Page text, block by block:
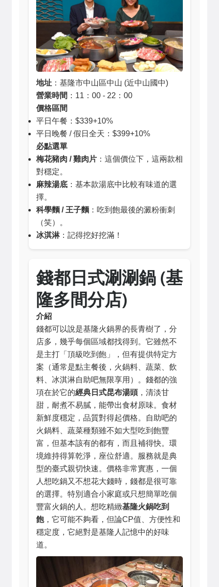
地址 ：基隆市中山區中山 (近中山國中)
營業時間 ：11：00 - 22：00
價格區間
平日午餐：$339+10%
平日晚餐 / 假日全天：$399+10%
必點選單
梅花豬肉 / 雞肉片 ：這個價位下，這兩款相
對穩定。
麻辣湯底 ：基本款湯底中比較有味道的選
擇。
科學麵 / 王子麵 ：吃到飽最後的澱粉衝刺
（笑）。
冰淇淋：記得挖好挖滿！
錢都日式涮涮鍋 (基
隆多間分店)
介紹
錢都可以說是基隆火鍋界的長青樹了，分
店多，幾乎每個區域都找得到。它雖然不
是主打「頂級吃到飽」，但有提供特定方
案（通常是點主餐後，火鍋料、蔬菜、飲
料、冰淇淋自助吧無限享用）。錢都的強
項在於它的經典日式昆布湯頭 ，清淡甘
甜，耐煮不易膩，能帶出食材原味。食材
新鮮度穩定，品質對得起價格。自助吧的
火鍋料、蔬菜種類雖不如大型吃到飽豐
富，但基本該有的都有，而且補得快。環
境維持得算乾淨，座位舒適。服務就是典
型的臺式親切快速。價格非常實惠，一個
人想吃鍋又不想花大錢時，錢都是很可靠
的選擇。特別適合小家庭或只想簡單吃個
豐富火鍋的人。想吃精緻基隆火鍋吃到
飽，它可能不夠看，但論CP值、方便性和
穩定度，它絕對是基隆人記憶中的好味
道。